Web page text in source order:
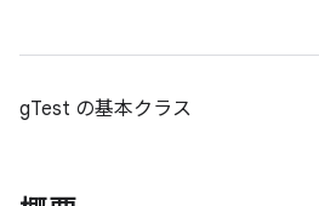
gTest の基本クラス